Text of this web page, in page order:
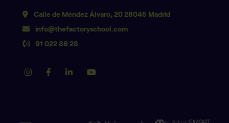
Calle de Méndez Álvaro, 20 28045 Madrid
info@thefactoryschool.com
91 022 86 28